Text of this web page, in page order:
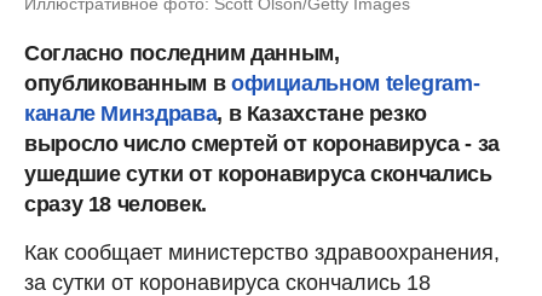
Согласно последним данным,
опубликованным в официальном telegram-
канале Минздрава, в Казахстане резко
выросло число смертей от коронавируса - за
ушедшие сутки от коронавируса скончались
сразу 18 человек.
Как сообщает министерство здравоохранения,
за сутки от коронавируса скончались 18